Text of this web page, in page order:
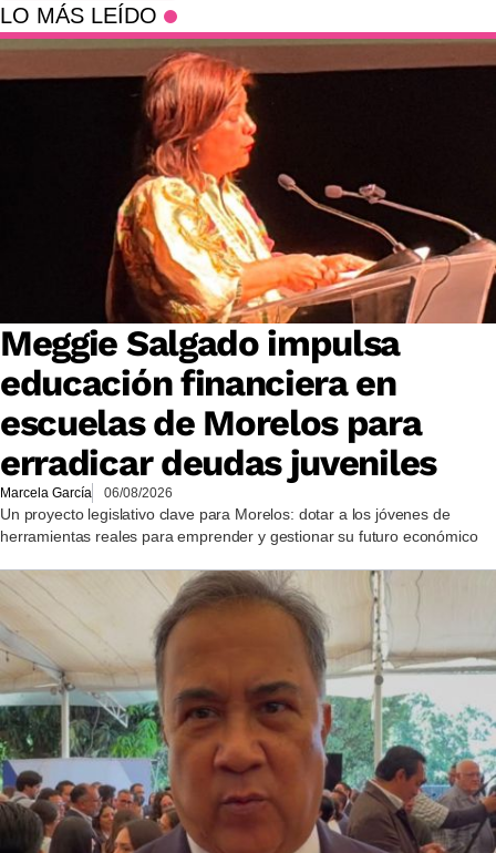
LO MÁS LEÍDO
Meggie Salgado impulsa
educación financiera en
escuelas de Morelos para
erradicar deudas juveniles
Marcela García 06/08/2026
Un proyecto legislativo clave para Morelos: dotar a los jóvenes de
herramientas reales para emprender y gestionar su futuro económico